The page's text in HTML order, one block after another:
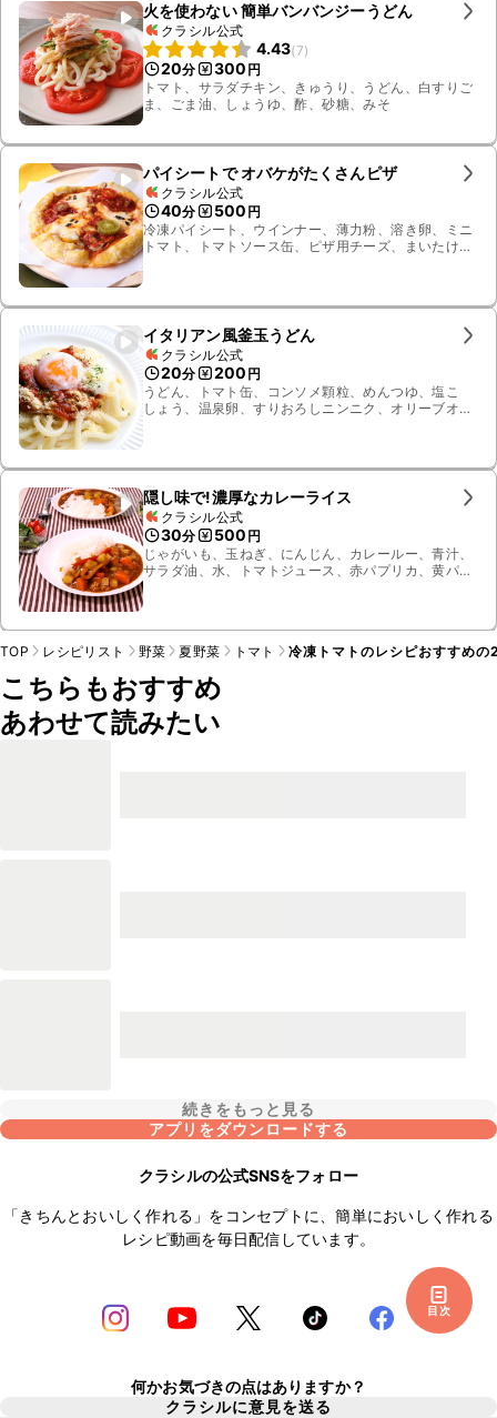
火を使わない 簡単バンバンジーうどん
クラシル公式
4.43(7)
20分 300 円
トマト、サラダチキン、きゅうり、うどん、白すりご
ま、ごま油、しょうゆ、酢、砂糖、みそ
パイシートで オバケがたくさんピザ
クラシル公式
40分 500 円
冷凍パイシート、ウインナー、薄力粉、溶き卵、ミニ
トマト、トマトソース缶、ピザ用チーズ、まいたけ、
イタリアン風釜玉うどん
クラシル公式
20分 200 円
うどん、トマト缶、コンソメ顆粒、めんつゆ、塩こ
しょう、温泉卵、すりおろしニンニク、オリーブオイ
隠し味で!濃厚なカレーライス
クラシル公式
30分 500 円
じゃがいも、玉ねぎ、にんじん、カレールー、青汁、
サラダ油、水、トマトジュース、赤パプリカ、黄パプ
目次
TOP レシピリスト 野菜 夏野菜 トマト 冷凍トマトのレシピおすすめの
こちらもおすすめ
あわせて読みたい
続きをもっと見る
アプリをダウンロードする
クラシルの公式SNSをフォロー
「きちんとおいしく作れる」をコンセプトに、簡単においしく作れる
レシピ動画を毎日配信しています。
何かお気づきの点はありますか？
クラシルに意見を送る